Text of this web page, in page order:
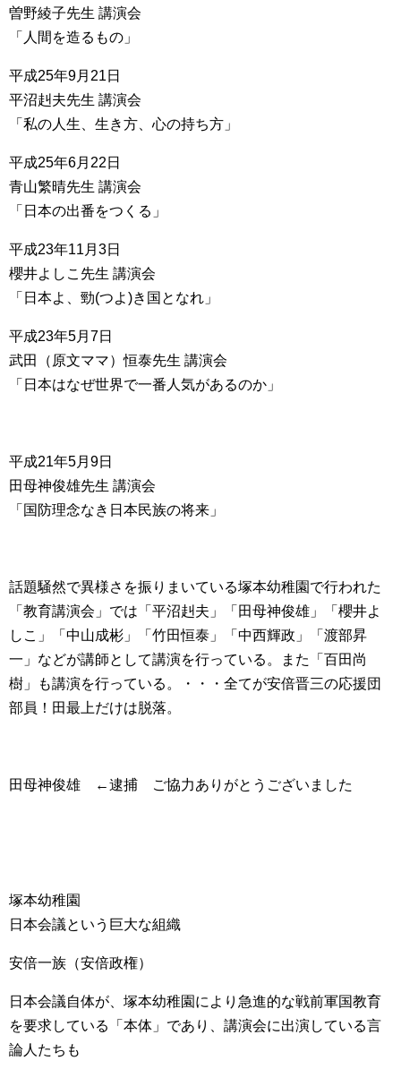
曽野綾子先生 講演会
「人間を造るもの」
平成25年9月21日
平沼赳夫先生 講演会
「私の人生、生き方、心の持ち方」
平成25年6月22日
青山繁晴先生 講演会
「日本の出番をつくる」
平成23年11月3日
櫻井よしこ先生 講演会
「日本よ、勁(つよ)き国となれ」
平成23年5月7日
武田（原文ママ）恒泰先生 講演会
「日本はなぜ世界で一番人気があるのか」
平成21年5月9日
田母神俊雄先生 講演会
「国防理念なき日本民族の将来」
話題騒然で異様さを振りまいている塚本幼稚園で行われた
「教育講演会」では「平沼赳夫」「田母神俊雄」「櫻井よ
しこ」「中山成彬」「竹田恒泰」「中西輝政」「渡部昇
一」などが講師として講演を行っている。また「百田尚
樹」も講演を行っている。・・・全てが安倍晋三の応援団
部員！田最上だけは脱落。
田母神俊雄 ←逮捕 ご協力ありがとうございました
塚本幼稚園
日本会議という巨大な組織
安倍一族（安倍政権）
日本会議自体が、塚本幼稚園により急進的な戦前軍国教育
を要求している「本体」であり、講演会に出演している言
論人たちも